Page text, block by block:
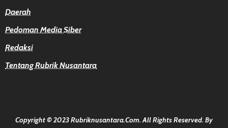
Daerah
Pedoman Media Siber
Redaksi
Tentang Rubrik Nusantara
Copyright © 2023 Rubriknusantara.com. All Rights Reserved. By